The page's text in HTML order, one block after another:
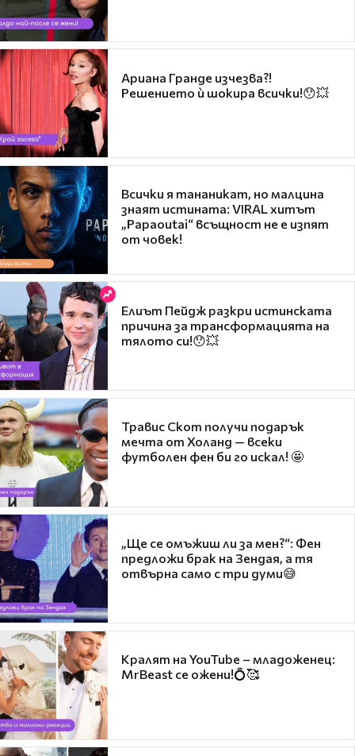
Ариана Гранде изчезва?!
Решението ѝ шокира всички!😯💥
Всички я тананикат, но малцина
знаят истината: VIRAL хитът
„Papaoutai“ всъщност не е изпят
от човек!
Елиът Пейдж разкри истинската
причина за трансформацията на
тялото си!😯💥
Травис Скот получи подарък
мечта от Холанд — всеки
футболен фен би го искал! 🤩
„Ще се омъжиш ли за мен?“: Фен
предложи брак на Зендая, а тя
отвърна само с три думи😅
Кралят на YouTube – младоженец:
MrBeast се ожени!💍🥰